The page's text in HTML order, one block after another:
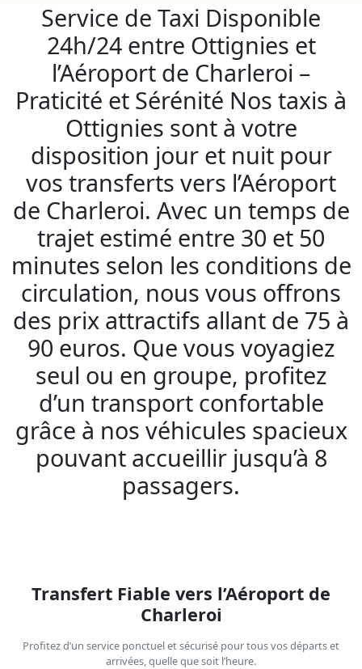
Service de Taxi Disponible
24h/24 entre Ottignies et
l’Aéroport de Charleroi –
Praticité et Sérénité Nos taxis à
Ottignies sont à votre
disposition jour et nuit pour
vos transferts vers l’Aéroport
de Charleroi. Avec un temps de
trajet estimé entre 30 et 50
minutes selon les conditions de
circulation, nous vous offrons
des prix attractifs allant de 75 à
90 euros. Que vous voyagiez
seul ou en groupe, profitez
d’un transport confortable
grâce à nos véhicules spacieux
pouvant accueillir jusqu’à 8
passagers.
Transfert Fiable vers l’Aéroport de
Charleroi
Profitez d’un service ponctuel et sécurisé pour tous vos départs et
arrivées, quelle que soit l’heure.